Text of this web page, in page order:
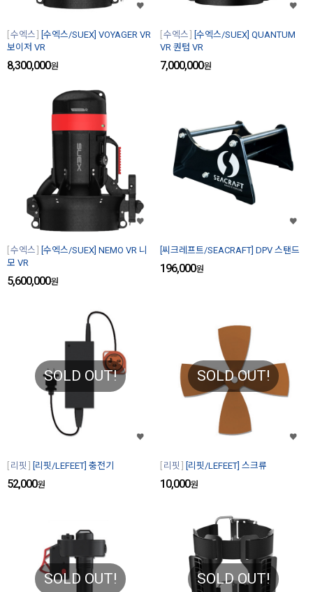
수엑스
[수엑스/SUEX] VOYAGER VR
보이저 VR
8,300,000원
수엑스
[수엑스/SUEX] QUANTUM
VR 퀀텀 VR
7,000,000원
수엑스
[수엑스/SUEX] NEMO VR 니
모 VR
5,600,000원
[씨크레프트/SEACRAFT] DPV 스탠드
196,000원
SOLD OUT!
리핏 [리핏/LEFEET] 충전기
52,000원
SOLD OUT!
리핏 [리핏/LEFEET] 스크류
10,000원
SOLD OUT! SOLD OUT!